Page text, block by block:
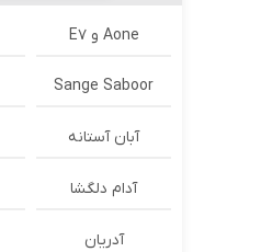
Aone و E7
Sange Saboor
آبان آستانه
آدام دلگشا
آدریان